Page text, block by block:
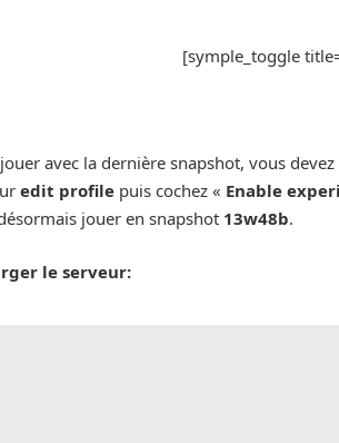
[symple_toggle
avec la dernière snapshot, vous
edit profile puis cochez « Enable
jouer en snapshot 13w48b.
le serveur: